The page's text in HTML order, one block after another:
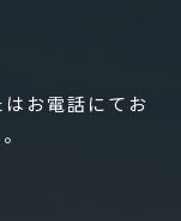
お電話にてお